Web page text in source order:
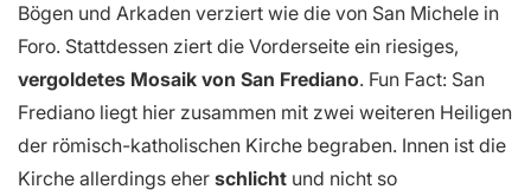
Bögen und Arkaden verziert wie die von San Michele in
Foro. Stattdessen ziert die Vorderseite ein riesiges,
vergoldetes Mosaik von San Frediano. Fun Fact: San
Frediano liegt hier zusammen mit zwei weiteren Heiligen
der römisch-katholischen Kirche begraben. Innen ist die
Kirche allerdings eher schlicht und nicht so